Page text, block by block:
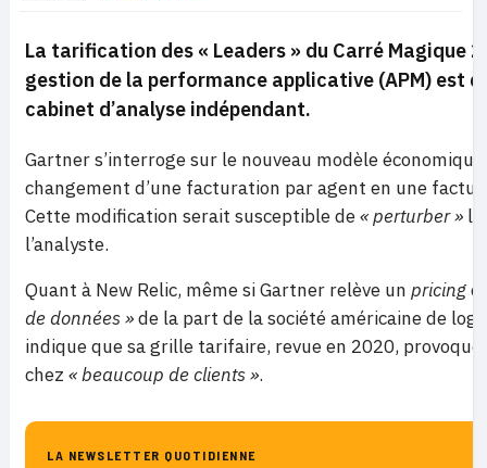
La tarification des « Leaders » du Carré Magique
gestion de la performance applicative (APM) est
cabinet d’analyse indépendant.
Gartner s’interroge sur le nouveau modèle économique
changement d’une facturation par agent en une
Cette modification serait susceptible de« perturber »
l’analyste.
Quant à New Relic, même si Gartner relève un pricing
de données »de la part de la société américaine de
indique que sa grille tarifaire, revue en 2020,
chez « beaucoup de clients ».
LA NEWSLETTER QUOTIDIENNE